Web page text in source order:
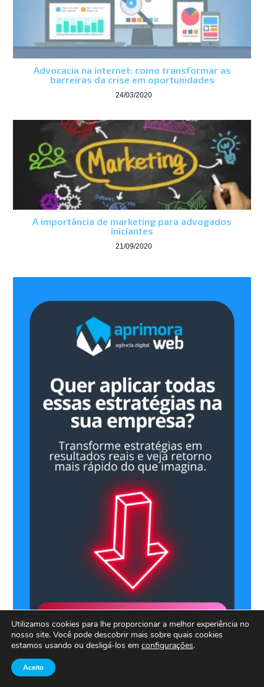
Advocacia na internet: como transformar as
barreiras da crise em oportunidades
24/03/2020
A importância de marketing para advogados
iniciantes
21/09/2020
Utilizamos cookies para lhe proporcionar a melhor experiência no
nosso site. Você pode descobrir mais sobre quais cookies
estamos usando ou desligá-los em configurações.
Aceito